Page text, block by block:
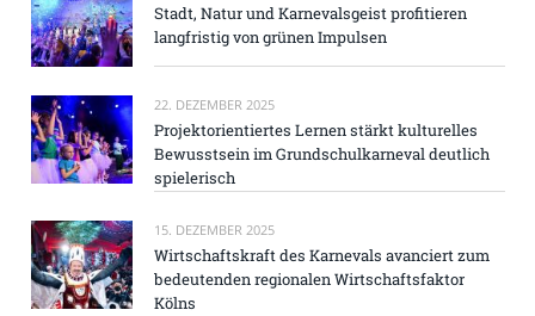
Stadt, Natur und Karnevalsgeist profitieren
langfristig von grünen Impulsen
22. DEZEMBER 2025
Projektorientiertes Lernen stärkt kulturelles
Bewusstsein im Grundschulkarneval deutlich
spielerisch
15. DEZEMBER 2025
Wirtschaftskraft des Karnevals avanciert zum
bedeutenden regionalen Wirtschaftsfaktor
Kölns